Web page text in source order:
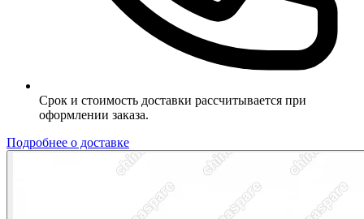
Срок и стоимость доставки рассчитывается при
оформлении заказа.
Подробнее о доставке